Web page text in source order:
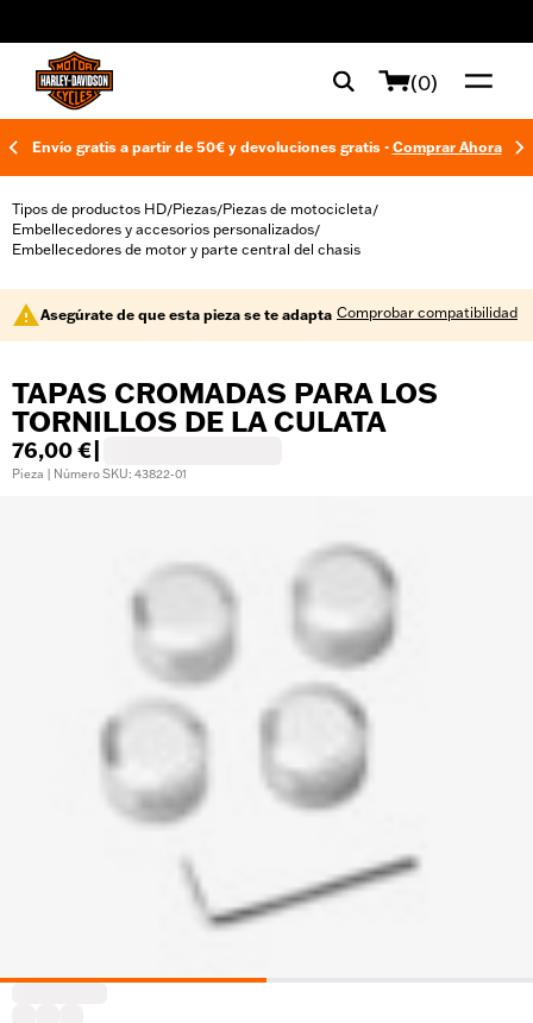
(0)
Envío gratis a partir de 50€ y devoluciones gratis - Comprar Ahora
Tipos de productos HD/Piezas/Piezas de motocicleta/
Embellecedores y accesorios personalizados/
Embellecedores de motor y parte central del chasis
Asegúrate de que esta pieza se te adapta Comprobar compatibilidad
TAPAS CROMADAS PARA LOS
TORNILLOS DE LA CULATA
76,00 €
Pieza | Número SKU: 43822-01